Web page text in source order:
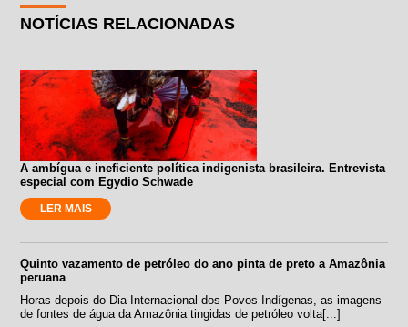
NOTÍCIAS RELACIONADAS
A ambígua e ineficiente política indigenista brasileira. Entrevista
especial com Egydio Schwade
LER MAIS
Quinto vazamento de petróleo do ano pinta de preto a Amazônia
peruana
Horas depois do Dia Internacional dos Povos Indígenas, as imagens
de fontes de água da Amazônia tingidas de petróleo volta[...]